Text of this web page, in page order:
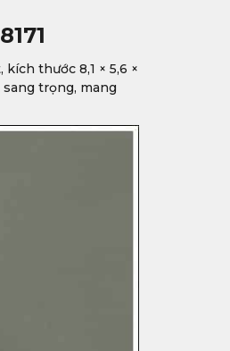
thước 8,1 × 5,6 ×
trọng, mang